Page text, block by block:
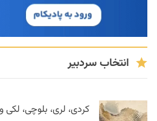
انتخاب سردبیر
کردی، لری، بلوچی، لکی